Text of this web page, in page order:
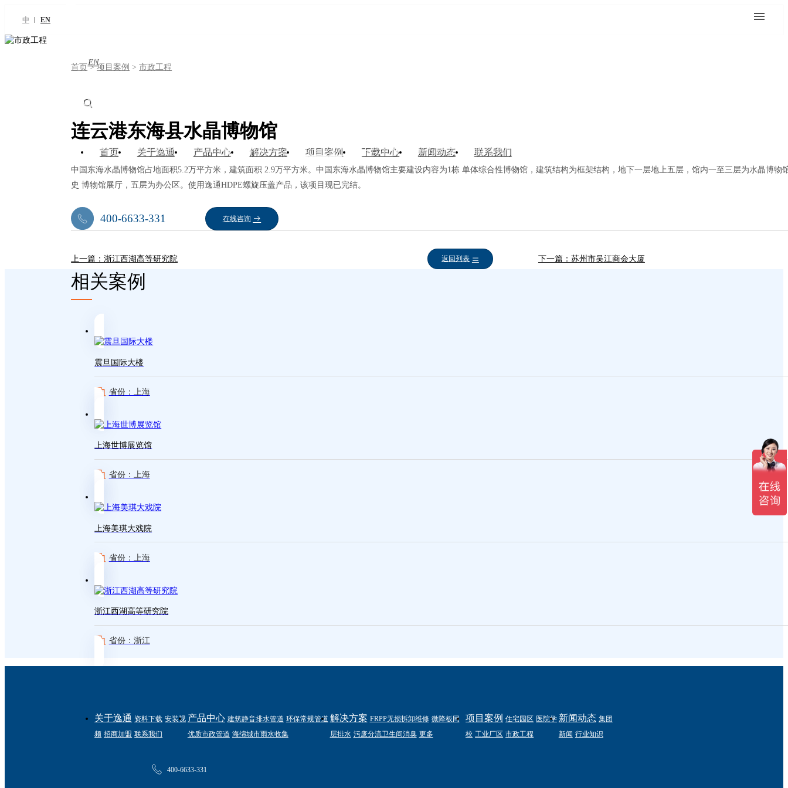
EN
首页 关于逸通 产品中心 解决方案 项目案例 下载中心 新闻动态 联系我们
中 EN
首页>项目案例 >市政工程
连云港东海县水晶博物馆
中国东海水晶博物馆占地面积5.2万平方米，建筑面积 2.9万平方米。中国东海水晶博物馆主要建设内容为1栋 单体综合性博物馆，建筑结构为框架结构，地下一层地上五层，馆内一至三层为水晶博物
史 博物馆展厅，五层为办公区。使用逸通HDPE螺旋压盖产品，该项目现已完结。
400-6633-331 在线咨询
上一篇：浙江西湖高等研究院 返回列表 下一篇：苏州市吴江商会大厦
相关案例
震旦国际大楼
省份：上海
上海世博展览馆
省份：上海
上海美琪大戏院
省份：上海
浙江西湖高等研究院
省份：浙江
关于逸通 资料下载 安装视
频 招商加盟 联系我们
产品中心 建筑静音排水管道 环保常规管道
优质市政管道 海绵城市雨水收集
解决方案 FRPP无损拆卸维修 微降板同
层排水 污废分流卫生间消臭 更多
项目案例 住宅园区 医院学
校 工业厂区 市政工程
新闻动态 集团
新闻 行业知识
400-6633-331